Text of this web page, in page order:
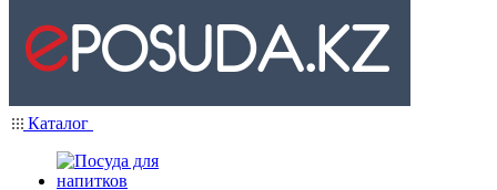
Каталог